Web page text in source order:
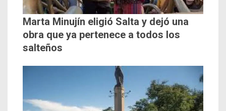
Marta Minujín eligió Salta y dejó una
obra que ya pertenece a todos los
salteños